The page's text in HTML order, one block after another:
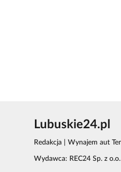
Lubuskie24.pl
Redakcja Wynajem aut
Wydawca: REC24 Sp. z o.o.